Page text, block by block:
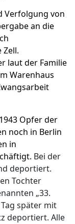
Verfolgung von
an die
Zell.
laut der Familie
Warenhaus
Opfer der
noch in Berlin
in
Bei der
deportiert.
Tochter
„33.
später mit
deportiert. Alle